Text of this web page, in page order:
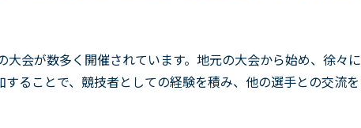
大会が数多く開催されています。地元の大会から始め、徐々に
ることで、競技者としての経験を積み、他の選手との交流を